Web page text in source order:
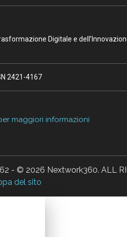
Digitale e
2421-4167
maggiori informazioni
- © 2026 Nextwork360. ALL
del sito